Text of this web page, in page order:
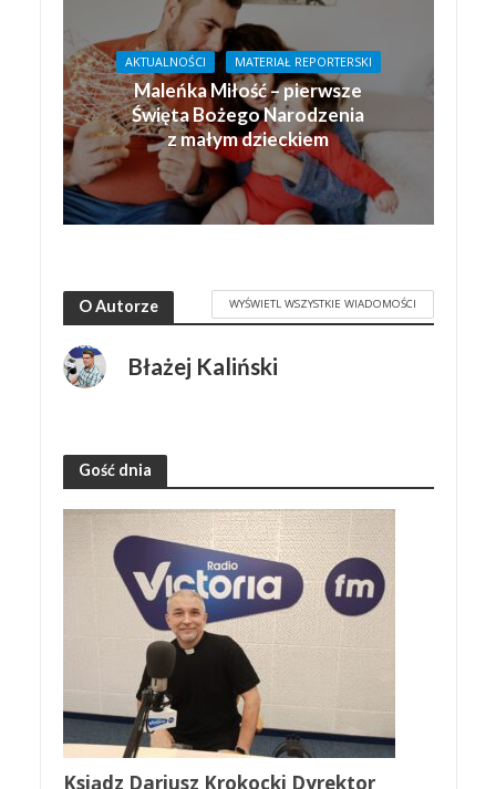
AKTUALNOŚCI MATERIAŁ REPORTERSKI
Maleńka Miłość – pierwsze
Święta Bożego Narodzenia
z małym dzieckiem
O Autorze WYŚWIETL WSZYSTKIE WIADOMOŚCI
Błażej Kaliński
Gość dnia
Ksiądz Dariusz Krokocki Dyrektor